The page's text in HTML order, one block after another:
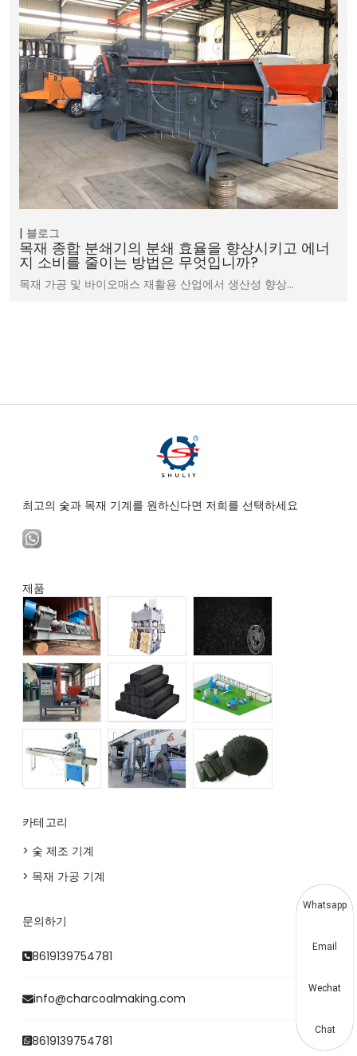
블로그
목재 종합 분쇄기의 분쇄 효율을 향상시키고 에너
지 소비를 줄이는 방법은 무엇입니까?
목재 가공 및 바이오매스 재활용 산업에서 생산성 향상…
최고의 숯과 목재 기계를 원하신다면 저희를 선택하세요
제품
카테고리
> 숯 제조 기계
> 목재 가공 기계
문의하기
8619139754781
info@charcoalmaking.com
8619139754781
Whatsapp
Email
Wechat
Chat